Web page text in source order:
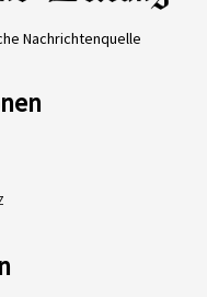
Nachrichtenquelle